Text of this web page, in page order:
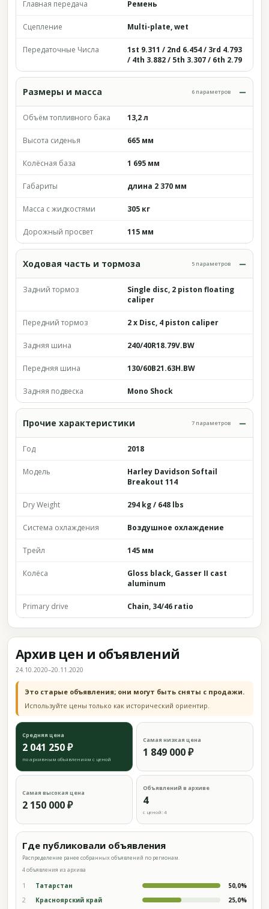
Главная передача Ремень
Сцепление Multi-plate, wet
Передаточные Числа
1st 9.311 / 2nd 6.454 / 3rd 4.793
/ 4th 3.882 / 5th 3.307 / 6th 2.79
Размеры и масса 6 параметров
Объём топливного бака 13,2 л
Высота сиденья 665 мм
Колёсная база 1 695 мм
Габариты длина 2 370 мм
Масса с жидкостями 305 кг
Дорожный просвет 115 мм
Ходовая часть и тормоза 5 параметров
Задний тормоз
Single disc, 2 piston floating
caliper
Передний тормоз 2 x Disc, 4 piston caliper
Задняя шина 240/40R18.79V.BW
Передняя шина 130/60B21.63H.BW
Задняя подвеска Mono Shock
Прочие характеристики 7 параметров
Год 2018
Модель
Harley Davidson Softail
Breakout 114
Dry Weight 294 kg / 648 lbs
Система охлаждения Воздушное охлаждение
Трейл 145 мм
Колёса
Gloss black, Gasser II cast
aluminum
Primary drive Chain, 34/46 ratio
Архив цен и объявлений
24.10.2020–20.11.2020
Это старые объявления; они могут быть сняты с продажи.
Используйте цены только как исторический ориентир.
Средняя цена
2 041 250 ₽
по архивным объявлениям с ценой
Самая низкая цена
1 849 000 ₽
Самая высокая цена
2 150 000 ₽
Объявлений в архиве
4
с ценой: 4
Где публиковали объявления
Распределение ранее собранных объявлений по регионам.
4 объявления из архива
1 Татарстан 50,0%
2 Красноярский край 25,0%